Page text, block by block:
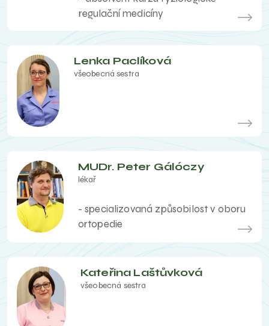
regulační medicíny
Lenka Paclíková
všeobecná sestra
MUDr. Peter Gálóczy
lékař
- specializovaná způsobilost v oboru
ortopedie
Kateřina Laštůvková
všeobecná sestra